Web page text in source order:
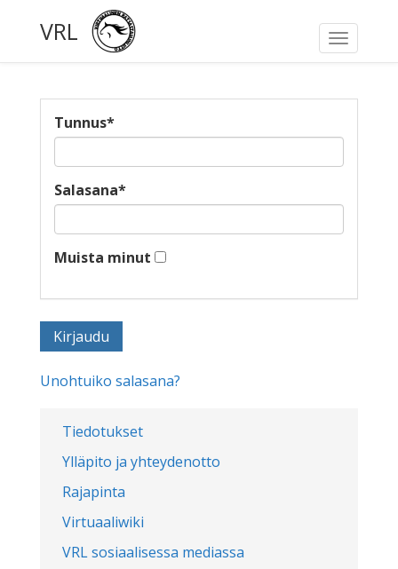
Toggle
VRL
Tiedotukset
Ylläpito ja yhteydenotto
Rajapinta
Virtuaaliwiki
VRL sosiaalisessa mediassa
Tunnus*
Salasana*
Muista minut
Unohtuiko salasana?